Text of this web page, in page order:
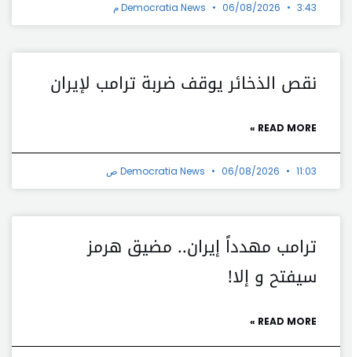
Democratia News 06/08/2026 3:43 م
نقص الذخائر يوقف ضربة ترامب لإيران
READ MORE »
Democratia News 06/08/2026 11:03 ص
ترامب مهدداً إيران.. مضيق هرمز
سيفتح و إلا!
READ MORE »